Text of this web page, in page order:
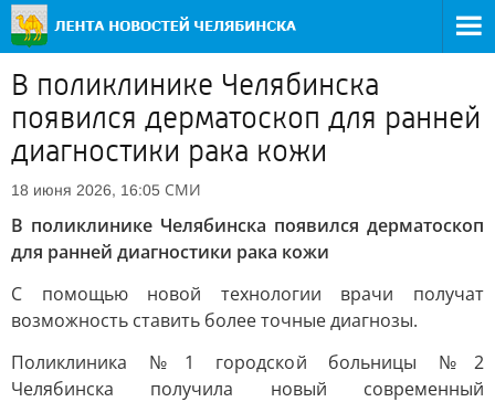
В поликлинике Челябинска
появился дерматоскоп для ранней
диагностики рака кожи
18 июня 2026, 16:05 СМИ
В поликлинике Челябинска появился дерматоскоп
для ранней диагностики рака кожи
С помощью новой технологии врачи получат
возможность ставить более точные диагнозы.
Поликлиника №1 городской больницы №2
Челябинска получила новый современный